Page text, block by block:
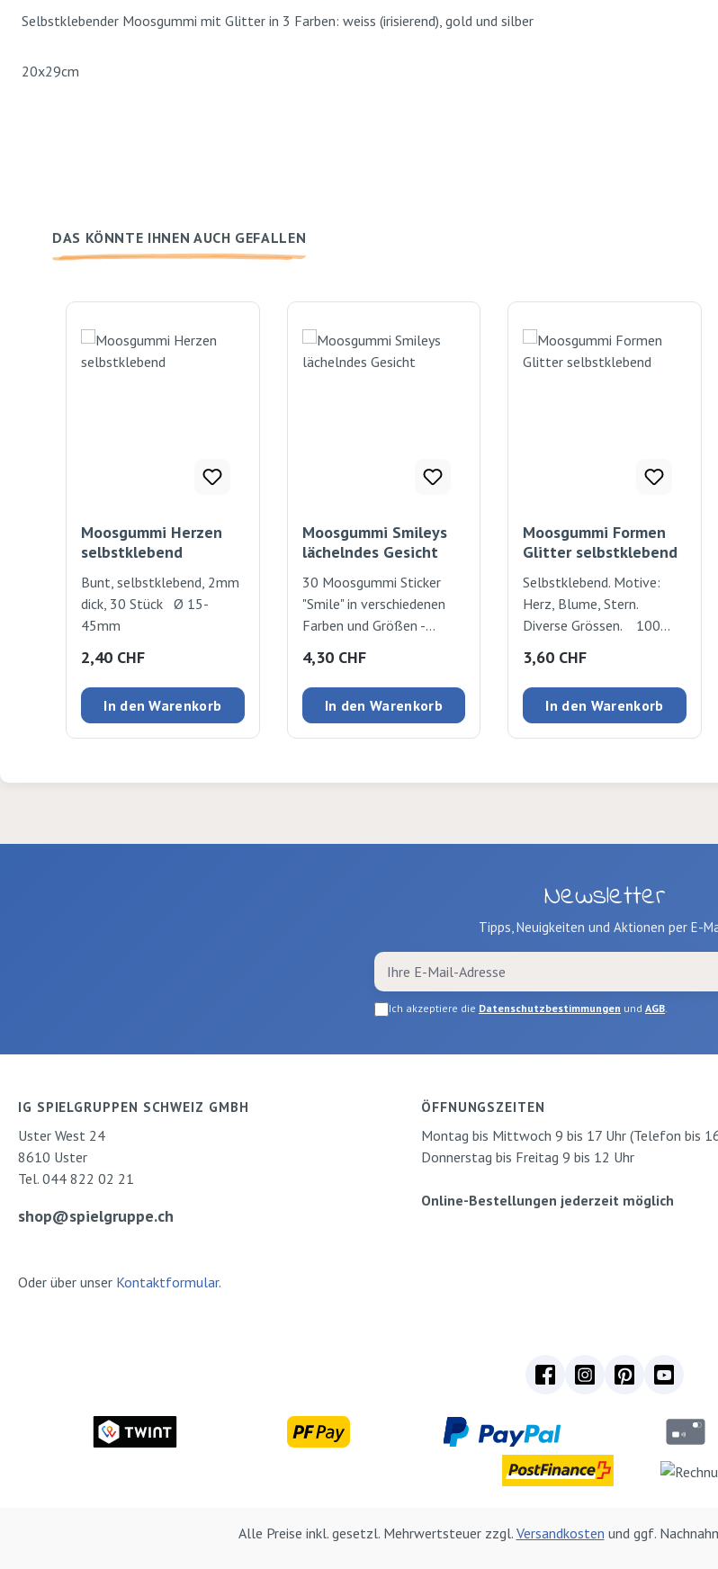
Selbstklebender Moosgummi mit Glitter in 3 Farben: weiss (irisierend), gold und silber
20x29cm
DAS KÖNNTE IHNEN AUCH GEFALLEN
Moosgummi Herzen
selbstklebend
Bunt, selbstklebend, 2mm
dick, 30 Stück Ø 15-
45mm
Regulärer Preis:
2,40 CHF
In den Warenkorb
Moosgummi Smileys
lächelndes Gesicht
30 Moosgummi Sticker
"Smile" in verschiedenen
Farben und Größen -
Sticker lassen sich auf
Papier, Karton, Plastik etc.
kleben. Die Möglichkeiten
sind endlos. Inhalt: Je 10
Regulärer Preis:
4,30 CHF
In den Warenkorb
Moosgummi Formen
Glitter selbstklebend
Selbstklebend. Motive:
Herz, Blume, Stern.
Diverse Grössen. 100
Stück
Regulärer Preis:
3,60 CHF
In den Warenkorb
Newsletter
Tipps, Neuigkeiten und Aktionen per E-
Ich akzeptiere die Datenschutzbestimmungen und AGB.
IG SPIELGRUPPEN SCHWEIZ GMBH
Uster West 24
8610 Uster
Tel. 044 822 02 21
shop@spielgruppe.ch
Oder über unser Kontaktformular.
ÖFFNUNGSZEITEN
Montag bis Mittwoch 9 bis 17 Uhr (Telefon bis
Donnerstag bis Freitag 9 bis 12 Uhr
Online-Bestellungen jederzeit möglich
Alle Preise inkl. gesetzl. Mehrwertsteuer zzgl. Versandkosten und ggf.